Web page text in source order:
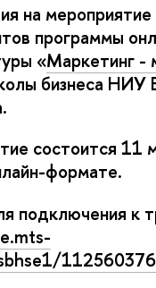
на
программы
«Маркетинг -
бизнеса
.
состоится
формате.
подключения к